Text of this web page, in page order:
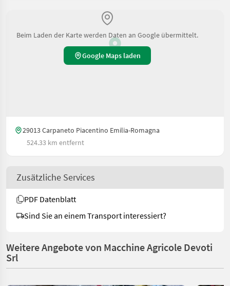
Beim Laden der Karte werden Daten an Google übermittelt.
Google Maps laden
29013 Carpaneto Piacentino Emilia-Romagna
524.33 km entfernt
Zusätzliche Services
PDF Datenblatt
Sind Sie an einem Transport interessiert?
Weitere Angebote von Macchine Agricole Devoti
Srl